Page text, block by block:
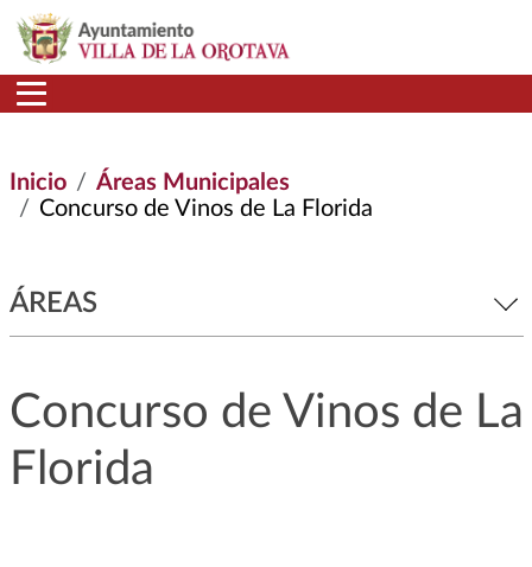
Pasar al contenido principal
Inicio
Áreas Municipales
Concurso de Vinos de La Florida
ÁREAS
Concurso de Vinos de La
Florida